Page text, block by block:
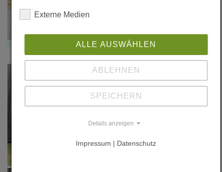
Externe Medien
ALLE AUSWÄHLEN
ABLEHNEN
SPEICHERN
Details anzeigen
Impressum | Datenschutz